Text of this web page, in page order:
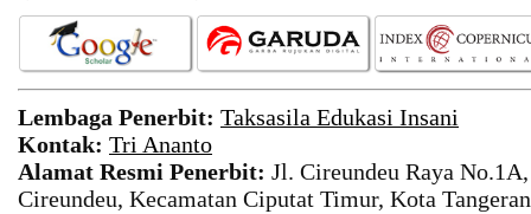
Lembaga Penerbit: Taksasila Edukasi Insani
Kontak: Tri Ananto
Alamat Resmi Penerbit: Jl. Cireundeu Raya
Cireundeu, Kecamatan Ciputat Timur, Kota